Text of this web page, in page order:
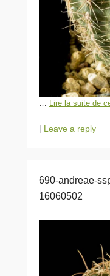
… Lire la suite de
| Leave a reply
690-andreae-
16060502